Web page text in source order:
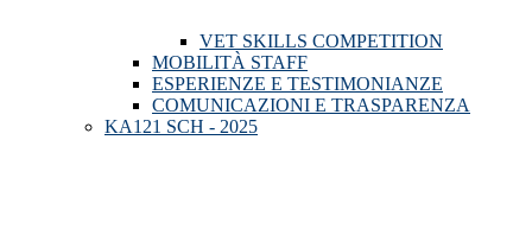
VET SKILLS COMPETITION
MOBILITÀ STAFF
ESPERIENZE E TESTIMONIANZE
COMUNICAZIONI E TRASPARENZA
KA121 SCH - 2025